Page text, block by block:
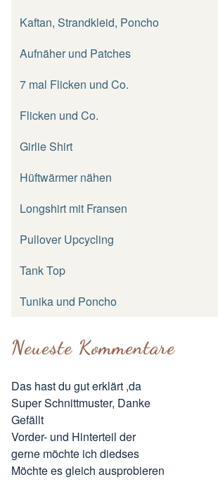
Kaftan, Strandkleid, Poncho
Aufnäher und Patches
7 mal Flicken und Co.
Flicken und Co.
Girlie Shirt
Hüftwärmer nähen
Longshirt mit Fransen
Pullover Upcycling
Tank Top
Tunika und Poncho
Neueste Kommentare
Das hast du gut erklärt ,da
Super Schnittmuster, Danke
Gefällt
Vorder- und Hinterteil der
gerne möchte ich diedses
Möchte es gleich ausprobieren